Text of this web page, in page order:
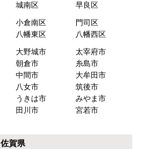
城南区
早良区
小倉南区
門司区
八幡東区
八幡西区
大野城市
太宰府市
朝倉市
糸島市
中間市
大牟田市
八女市
筑後市
うきは市
みやま市
田川市
宮若市
佐賀県